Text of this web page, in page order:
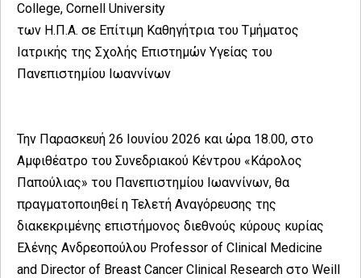
College, Cornell University
των Η.Π.Α. σε Επίτιμη Καθηγήτρια του Τμήματος
Ιατρικής της Σχολής Επιστημών Υγείας του
Πανεπιστημίου Ιωαννίνων
Την Παρασκευή 26 Ιουνίου 2026 και ώρα 18.00, στο
Αμφιθέατρο του Συνεδριακού Κέντρου «Κάρολος
Παπούλιας» του Πανεπιστημίου Ιωαννίνων, θα
πραγματοποιηθεί η Τελετή Αναγόρευσης της
διακεκριμένης επιστήμονος διεθνούς κύρους κυρίας
Ελένης Ανδρεοπούλου Professor of Clinical Medicine
and Director of Breast Cancer Clinical Research στο Weill